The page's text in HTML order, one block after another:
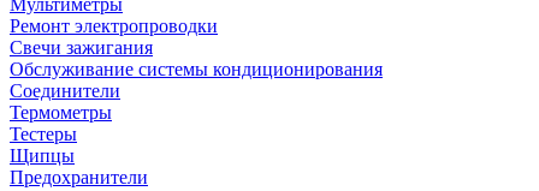
Мультиметры
Ремонт электропроводки
Свечи зажигания
Обслуживание системы кондиционирования
Соединители
Термометры
Тестеры
Щипцы
Предохранители